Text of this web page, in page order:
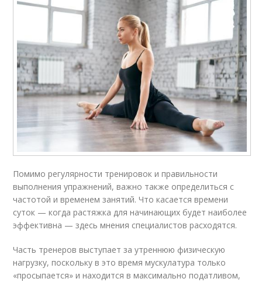
Помимо регулярности тренировок и правильности
выполнения упражнений, важно также определиться с
частотой и временем занятий. Что касается времени
суток — когда растяжка для начинающих будет наиболее
эффективна — здесь мнения специалистов расходятся.
Часть тренеров выступает за утреннюю физическую
нагрузку, поскольку в это время мускулатура только
«просыпается» и находится в максимально податливом,